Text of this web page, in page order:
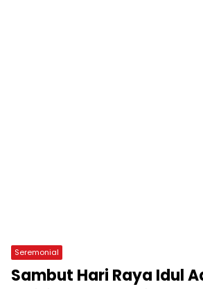
Seremonial
Sambut Hari Raya Idul